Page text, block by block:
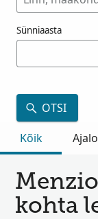
Sünniaasta
OTSI
Kõik
kohta